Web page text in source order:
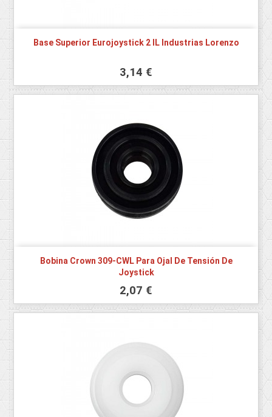
Base Superior Eurojoystick 2 IL Industrias Lorenzo
3,14 €
Bobina Crown 309-CWL Para Ojal De Tensión De
Joystick
2,07 €